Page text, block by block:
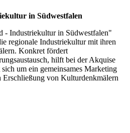
in Südwestfalen
- Industriekultur in Südwestfalen"
regionale Industriekultur mit ihren
Konkret fördert
hilft bei der Akquise
um ein gemeinsames Marketing
von Kulturdenkmälern